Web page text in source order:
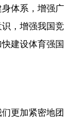
体系，增强广
，增强我国竞
建设体育强国
更加紧密地团